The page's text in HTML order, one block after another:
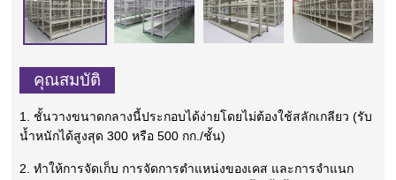
คุณสมบัติ
1. ชั้นวางขนาดกลางนี้ประกอบได้ง่ายโดยไม่ต้องใช้สลักเกลียว (รับ
น้ำหนักได้สูงสุด 300 หรือ 500 กก./ชั้น)
2. ทำให้การจัดเก็บ การจัดการตำแหน่งของเคส และการจำแนก